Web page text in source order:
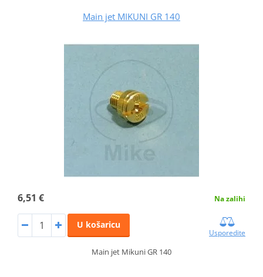
Main jet MIKUNI GR 140
6,51 € Na zalihi
U košaricu
Usporedite
Main jet Mikuni GR 140